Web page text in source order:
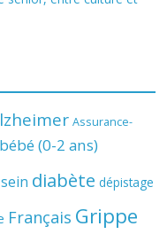
Assurance-
bébé (0-2 ans)
diabète dépistage
Français Grippe